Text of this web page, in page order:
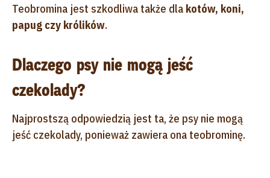
Teobromina jest szkodliwa także dla kotów, koni,
papug czy królików.
Dlaczego psy nie mogą jeść
czekolady?
Najprostszą odpowiedzią jest ta, że psy nie mogą
jeść czekolady, ponieważ zawiera ona teobrominę.